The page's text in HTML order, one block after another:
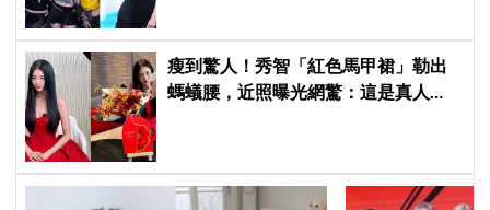
瘦到驚人！秀智「紅色馬甲裙」勒出
螞蟻腰，近照曝光網驚：這是真人